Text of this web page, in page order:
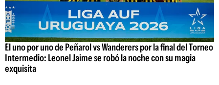
El uno por uno de Peñarol vs Wanderers por la final del Torneo
Intermedio: Leonel Jaime se robó la noche con su magia
exquisita